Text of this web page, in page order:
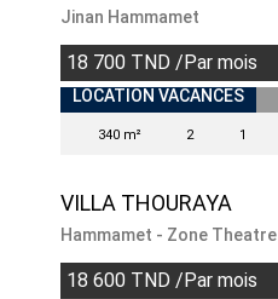
Jinan Hammamet
18 700 TND /Par mois
LOCATION VACANCES
340 m² 2 1
VILLA THOURAYA
Hammamet - Zone Theatre
18 600 TND /Par mois